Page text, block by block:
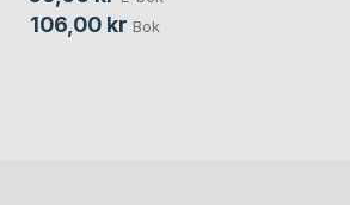
106,00 kr Bok